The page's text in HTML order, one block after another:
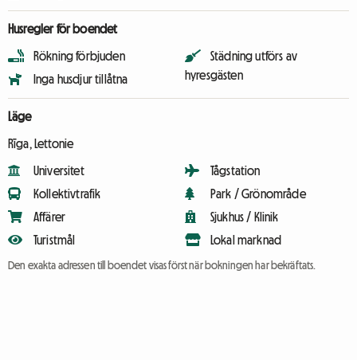
Husregler för boendet
Rökning förbjuden
Inga husdjur tillåtna
Städning utförs av
hyresgästen
Läge
Rīga, Lettonie
Universitet
Kollektivtrafik
Affärer
Turistmål
Tågstation
Park / Grönområde
Sjukhus / Klinik
Lokal marknad
Den exakta adressen till boendet visas först när bokningen har bekräftats.